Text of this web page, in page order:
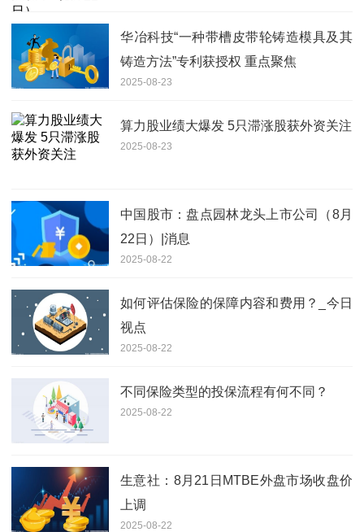
华冶科技“一种带槽皮带轮铸造模具及其
铸造方法”专利获授权 重点聚焦
2025-08-23
算力股业绩大爆发 5只滞涨股获外资关注
2025-08-23
中国股市：盘点园林龙头上市公司（8月
22日）|消息
2025-08-22
如何评估保险的保障内容和费用？_今日
视点
2025-08-22
不同保险类型的投保流程有何不同？
2025-08-22
生意社：8月21日MTBE外盘市场收盘价
上调
2025-08-22